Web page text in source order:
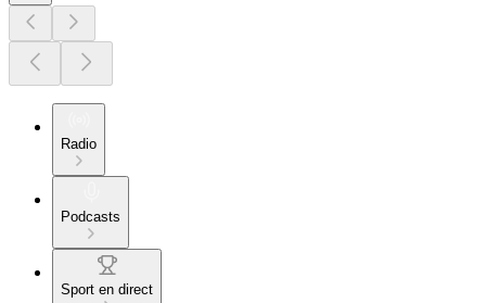
Radio
Podcasts
Sport en direct